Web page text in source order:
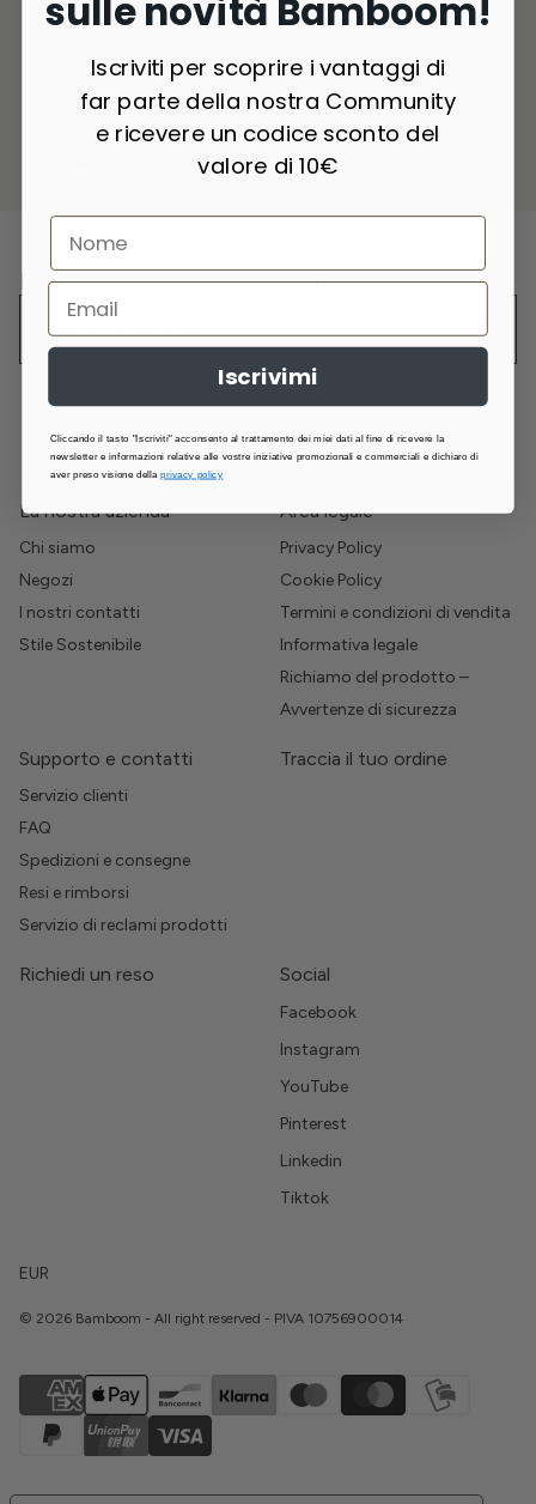
Ricevi gli ultimi aggiornamenti
La nostra azienda
Chi siamo
Negozi
I nostri contatti
Stile Sostenibile
Area legale
Privacy Policy
Cookie Policy
Termini e condizioni di vendita
Informativa legale
Richiamo del prodotto –
Avvertenze di sicurezza
Supporto e contatti
Servizio clienti
FAQ
Spedizioni e consegne
Resi e rimborsi
Servizio di reclami prodotti
Traccia il tuo ordine
Richiedi un reso Social
Facebook
Instagram
YouTube
Pinterest
Linkedin
Tiktok
EUR
© 2026 Bamboom - All right reserved - PIVA 10756900014
sulle novità Bamboom!
Iscriviti per scoprire i vantaggi di
far parte della nostra Community
e ricevere un codice sconto del
valore di 10€
Iscrivimi
Cliccando il tasto "Iscriviti" acconsento al trattamento dei miei dati al fine di ricevere la
newsletter e informazioni relative alle vostre iniziative promozionali e commerciali e dichiaro di
aver preso visione dellaprivacy policy